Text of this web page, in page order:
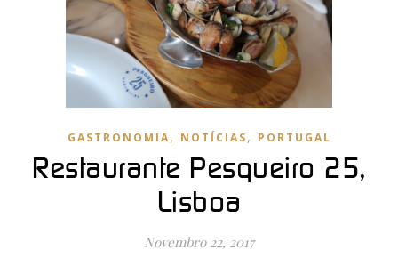
GASTRONOMIA, NOTÍCIAS, PORTUGAL
Restaurante Pesqueiro 25,
Lisboa
Novembro 22, 2017